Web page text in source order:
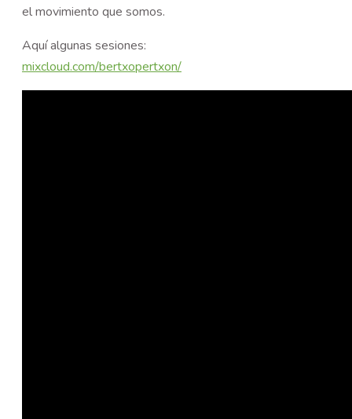
el movimiento que somos.
Aquí algunas sesiones:
mixcloud.com/bertxopertxon/